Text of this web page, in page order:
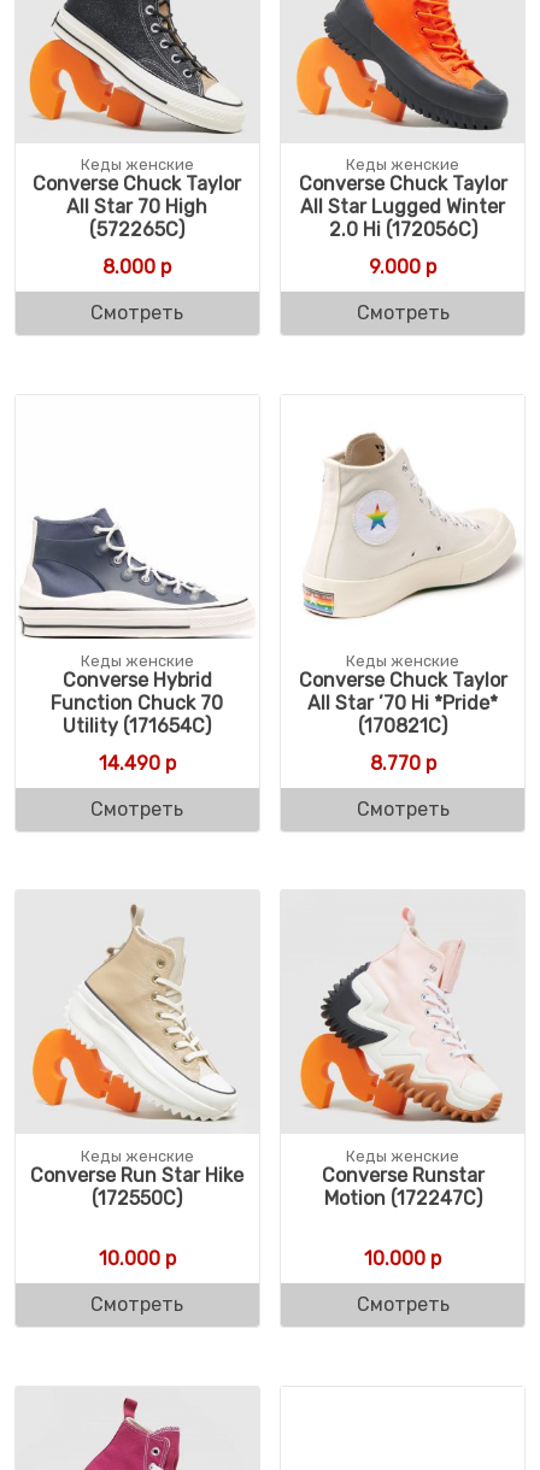
Кеды женские
Converse Chuck Taylor
All Star 70 High
(572265C)
8.000 р
Смотреть
Кеды женские
Converse Chuck Taylor
All Star Lugged Winter
2.0 Hi (172056C)
9.000 р
Смотреть
Кеды женские
Converse Hybrid
Function Chuck 70
Utility (171654C)
14.490р
Смотреть
Кеды женские
Converse Chuck Taylor
All Star ’70 Hi *Pride*
(170821C)
8.770р
Смотреть
Кеды женские
Converse Run Star Hike
(172550C)
10.000р
Смотреть
Кеды женские
Converse Runstar
Motion (172247C)
10.000 р
Смотреть